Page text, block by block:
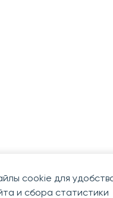
cookie для
и сбора статистики